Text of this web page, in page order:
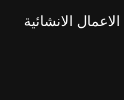
الاعمال الانشائية